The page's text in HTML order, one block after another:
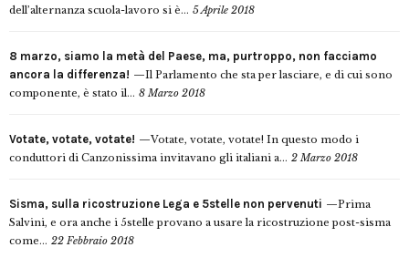
dell’alternanza scuola-lavoro si è... 5 Aprile 2018
8 marzo, siamo la metà del Paese, ma, purtroppo, non facciamo
ancora la differenza!
Il Parlamento che sta per lasciare, e di cui sono
componente, è stato il... 8 Marzo 2018
Votate, votate, votate!
Votate, votate, votate! In questo modo i
conduttori di Canzonissima invitavano gli italiani a... 2 Marzo 2018
Sisma, sulla ricostruzione Lega e 5stelle non pervenuti
Prima
Salvini, e ora anche i 5stelle provano a usare la ricostruzione post-sisma
come... 22 Febbraio 2018